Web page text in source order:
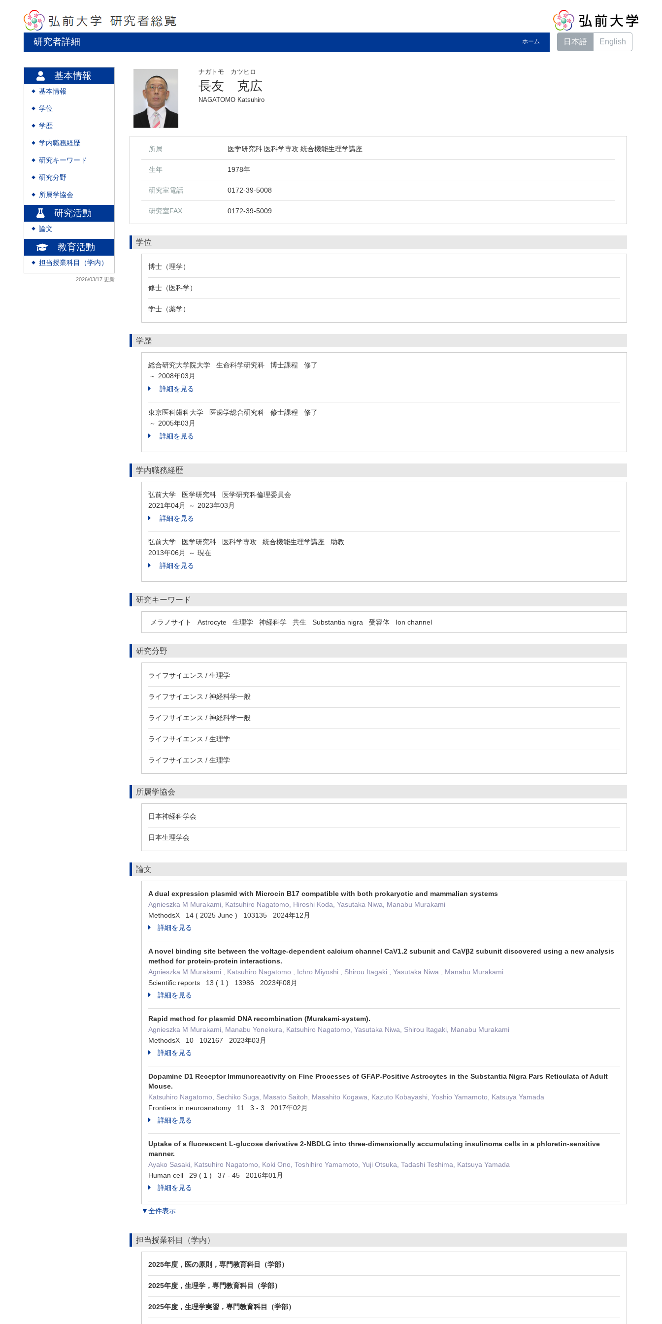
研究者詳細 ホーム 日本語 English
基本情報
◆ 基本情報
◆ 学位
◆ 学歴
◆ 学内職務経歴
◆ 研究キーワード
◆ 研究分野
◆ 所属学協会
研究活動
◆ 論文
教育活動
◆ 担当授業科目（学内）
2026/03/17 更新
ナガトモ カツヒロ
長友 克広
NAGATOMO Katsuhiro
所属 医学研究科 医科学専攻 統合機能生理学講座
生年 1978年
研究室電話 0172-39-5008
研究室FAX 0172-39-5009
学位
博士（理学）
修士（医科学）
学士（薬学）
学歴
総合研究大学院大学 生命科学研究科 博士課程 修了
～ 2008年03月
詳細を見る
東京医科歯科大学 医歯学総合研究科 修士課程 修了
～ 2005年03月
詳細を見る
学内職務経歴
弘前大学 医学研究科 医学研究科倫理委員会
2021年04月
～ 2023年03月
詳細を見る
弘前大学 医学研究科 医科学専攻 統合機能生理学講座 助教
2013年06月
～ 現在
詳細を見る
研究キーワード
メラノサイト Astrocyte 生理学 神経科学 共生 Substantia nigra 受容体 Ion channel
研究分野
ライフサイエンス / 生理学
ライフサイエンス / 神経科学一般
ライフサイエンス / 神経科学一般
ライフサイエンス / 生理学
ライフサイエンス / 生理学
所属学協会
日本神経科学会
日本生理学会
論文
A dual expression plasmid with Microcin B17 compatible with both prokaryotic and mammalian systems
Agnieszka M Murakami, Katsuhiro Nagatomo, Hiroshi Koda, Yasutaka Niwa, Manabu Murakami
MethodsX 14 ( 2025 June ) 103135 2024年12月
詳細を見る
A novel binding site between the voltage-dependent calcium channel CaV1.2 subunit and CaVβ2 subunit discovered using a new analysis
method for protein-protein interactions.
Agnieszka M Murakami , Katsuhiro Nagatomo , Ichro Miyoshi , Shirou Itagaki , Yasutaka Niwa , Manabu Murakami
Scientific reports 13 ( 1 ) 13986 2023年08月
詳細を見る
Rapid method for plasmid DNA recombination (Murakami-system).
Agnieszka M Murakami, Manabu Yonekura, Katsuhiro Nagatomo, Yasutaka Niwa, Shirou Itagaki, Manabu Murakami
MethodsX 10 102167 2023年03月
詳細を見る
Dopamine D1 Receptor Immunoreactivity on Fine Processes of GFAP-Positive Astrocytes in the Substantia Nigra Pars Reticulata of Adult
Mouse.
Katsuhiro Nagatomo, Sechiko Suga, Masato Saitoh, Masahito Kogawa, Kazuto Kobayashi, Yoshio Yamamoto, Katsuya Yamada
Frontiers in neuroanatomy 11 3 - 3 2017年02月
詳細を見る
Uptake of a fluorescent L-glucose derivative 2-NBDLG into three-dimensionally accumulating insulinoma cells in a phloretin-sensitive
manner.
Ayako Sasaki, Katsuhiro Nagatomo, Koki Ono, Toshihiro Yamamoto, Yuji Otsuka, Tadashi Teshima, Katsuya Yamada
Human cell 29 ( 1 ) 37 - 45 2016年01月
詳細を見る
▼全件表示
担当授業科目（学内）
2025年度，医の原則，専門教育科目（学部）
2025年度，生理学，専門教育科目（学部）
2025年度，生理学実習，専門教育科目（学部）